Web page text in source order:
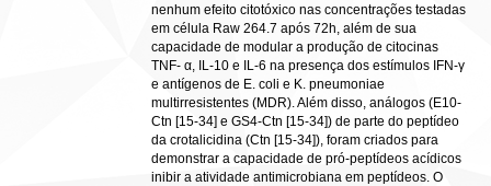
nenhum efeito citotóxico nas concentrações testadas
em célula Raw 264.7 após 72h, além de sua
capacidade de modular a produção de citocinas
TNF- α, IL-10 e IL-6 na presença dos estímulos IFN-γ
e antígenos de E. coli e K. pneumoniae
multirresistentes (MDR). Além disso, análogos (E10-
Ctn [15-34] e GS4-Ctn [15-34]) de parte do peptídeo
da crotalicidina (Ctn [15-34]), foram criados para
demonstrar a capacidade de pró-peptídeos acídicos
inibir a atividade antimicrobiana em peptídeos. O